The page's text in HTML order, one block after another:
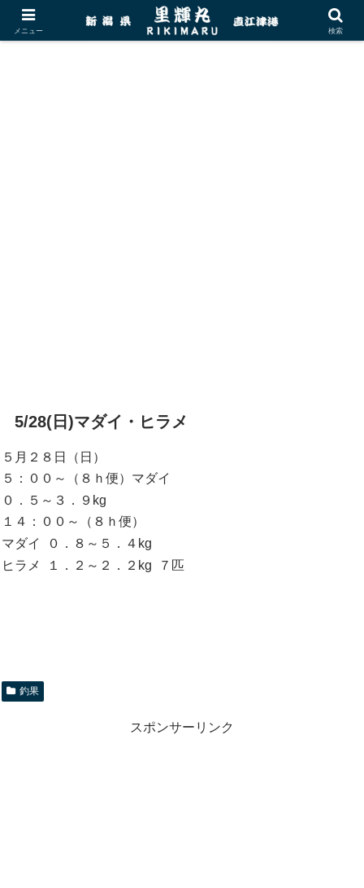
5/28(日)マダイ・ヒラメ
５月２８日（日）
５：００～（８ｈ便）マダイ
０．５～３．９kg
１４：００～（８ｈ便）
マダイ ０．８～５．４kg
ヒラメ １．２～２．２kg ７匹
釣果
スポンサーリンク
メニュー 検索